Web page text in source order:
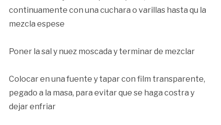
continuamente con una cuchara o varillas hasta qu la
mezcla espese
Poner la sal y nuez moscada y terminar de mezclar
Colocar en una fuente y tapar con film transparente,
pegado a la masa, para evitar que se haga costra y
dejar enfriar